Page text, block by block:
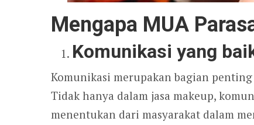
Mengapa MUA
Komunikasi yang
Komunikasi merupakan bagian
Tidak hanya dalam jasa makeup,
menentukan dari masyarakat dalam